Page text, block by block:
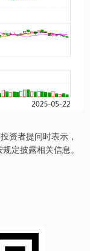
资者提问时表示，
定披露相关信息。